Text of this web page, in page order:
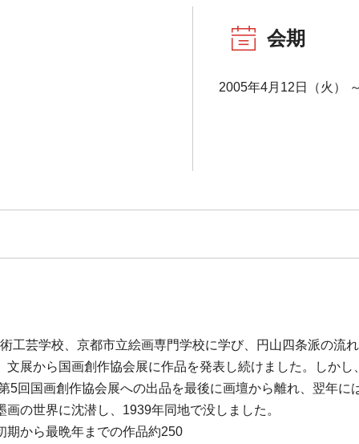
会期
2005年4月12日（火）
工芸学校、京都市立絵画専門学校に学び、円山四条派の流
展から国画創作協会展に作品を発表し続けました。しか
5回国画創作協会展への出品を最後に画壇から離れ、翌年
の世界に沈潜し、1939年同地で没しました。
期から最晩年までの作品約250